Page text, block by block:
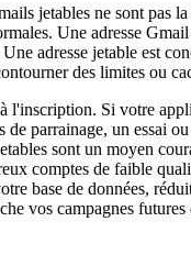
jetables ne sont pas
Une adresse
adresse jetable est
des limites ou
l'inscription. Si votre
de parrainage, un essai
sont un moyen
comptes de faible
base de données,
vos campagnes futures